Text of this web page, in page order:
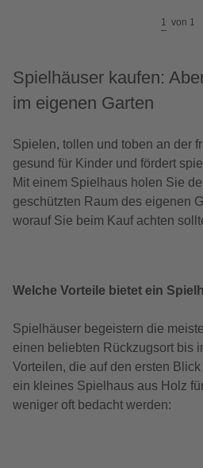
1 von 1
Spielhäuser kaufen:
im eigenen Garten
Spielen, tollen und toben an der
gesund für Kinder und fördert
Mit einem Spielhaus holen Sie
geschützten Raum des eigenen
worauf Sie beim Kauf achten
Welche Vorteile bietet ein
Spielhäuser begeistern die
einen beliebten Rückzugsort bis
Vorteilen, die auf den ersten
ein kleines Spielhaus aus Holz
weniger oft bedacht werden: